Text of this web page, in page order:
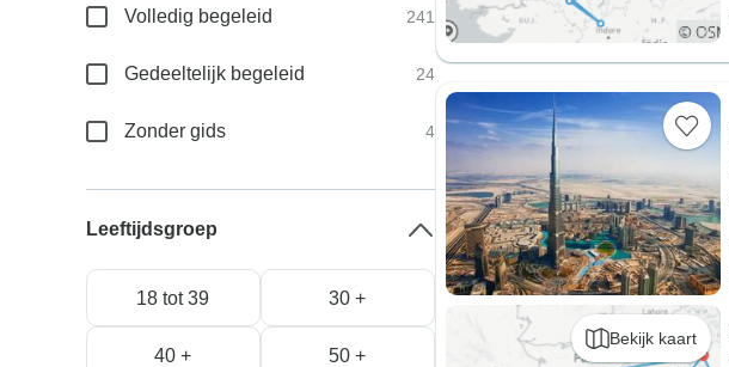
Bekijk kaart
Volledig begeleid 241
Gedeeltelijk begeleid 24
Zonder gids 4
Leeftijdsgroep
18 tot 39 30 +
40 + 50 +